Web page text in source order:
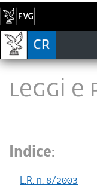
LEGGI E
Indice:
L.R. n. 8/2003